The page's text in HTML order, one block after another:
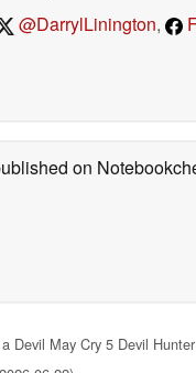
@DarrylLinington,
on
Devil May Cry 5 Devil